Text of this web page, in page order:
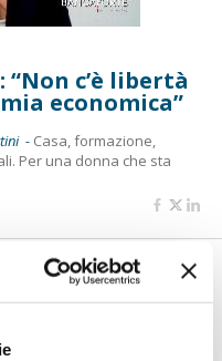
“Non c’è libertà
economica”
- Casa, formazione,
Per una donna che sta